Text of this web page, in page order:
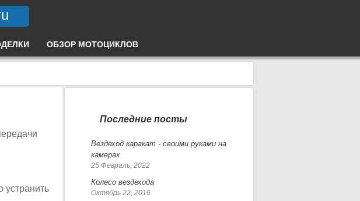
ОБЗОР МОТОЦИКЛОВ
устранить
Последние посты
Вездеход каракат - своими руками на
камерах
25 Февраль, 2022
Колесо вездехода
Октябрь 22, 2016